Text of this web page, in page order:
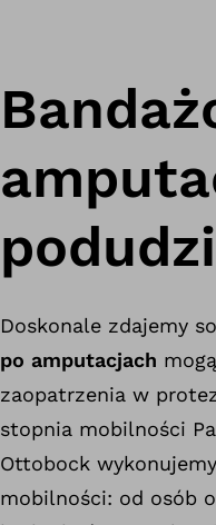
Doskonale zdajemy
po amputacjach
zaopatrzenia w
stopnia mobilności
Ottobock
mobilności: od osób